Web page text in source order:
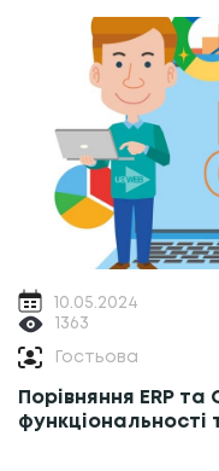
10.05.2024
1363
Гостьова
Порівняння ERP та
функціональності